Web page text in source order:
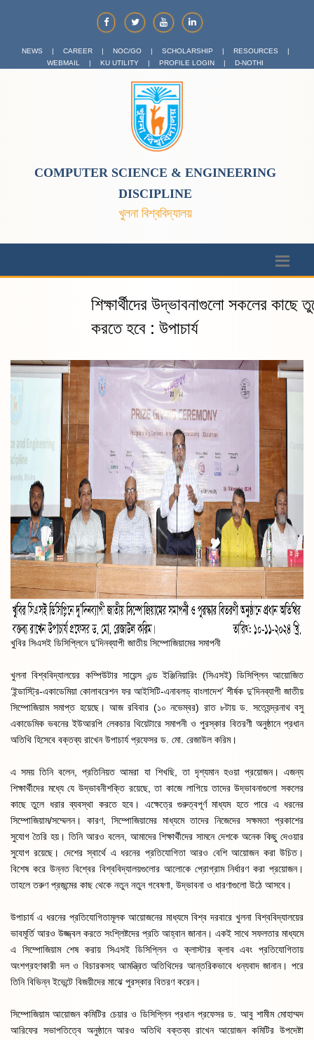
NEWS | CAREER | NOC/GO | SCHOLARSHIP | RESOURCES
|
WEBMAIL
| KU UTILITY | PROFILE LOGIN | D-NOTHI
COMPUTER SCIENCE & ENGINEERING
DISCIPLINE
খুলনা বিশ্ববিদ্যালয়
শিক্ষার্থীদের উদ্ভাবনাগুলো সকলের কাছে
করতে হবে : উপাচার্য
খুবির সিএসই ডিসিপ্লিনে দু’দিনব্যাপী জাতীয় সিম্পোজিয়ামের সমাপনী
খুলনা বিশ্ববিদ্যালয়ের কম্পিউটার সায়েন্স এন্ড ইঞ্জিনিয়ারিং (সিএসই) ডিসিপ্লিন আয়োজিত
‘ইন্ডাস্ট্রি-একাডেমিয়া কোলাবরেশন ফর আইসিটি-এনাবলড্ বাংলাদেশ’ শীর্ষক দু’দিনব্যাপী জাতীয়
সিম্পোজিয়াম সমাপ্ত হয়েছে। আজ রবিবার (১০ নভেম্বর) রাত ৮টায় ড. সত্যেন্দ্রনাথ বসু
একাডেমিক ভবনের ইউআরপি লেকচার থিয়েটারে সমাপনী ও পুরস্কার বিতরণী অনুষ্ঠানে প্রধান
অতিথি হিসেবে বক্তব্য রাখেন উপাচার্য প্রফেসর ড. মো. রেজাউল করিম।
এ সময় তিনি বলেন, প্রতিনিয়ত আমরা যা শিখছি, তা দৃশ্যমান হওয়া প্রয়োজন। এজন্য
শিক্ষার্থীদের মধ্যে যে উদ্ভাবনীশক্তি রয়েছে, তা কাজে লাগিয়ে তাদের উদ্ভাবনাগুলো সকলের
কাছে তুলে ধরার ব্যবস্থা করতে হবে। এক্ষেত্রে গুরুত্বপূর্ণ মাধ্যম হতে পারে এ ধরনের
সিম্পোজিয়াম/সম্মেলন। কারণ, সিম্পোজিয়ামের মাধ্যমে তাদের নিজেদের সক্ষমতা প্রকাশের
সুযোগ তৈরি হয়। তিনি আরও বলেন, আমাদের শিক্ষার্থীদের সামনে দেশকে অনেক কিছু দেওয়ার
সুযোগ রয়েছে। দেশের স্বার্থে এ ধরনের প্রতিযোগিতা আরও বেশি আয়োজন করা উচিত।
বিশেষ করে উন্নত বিশ্বের বিশ্ববিদ্যালয়গুলোর আলোকে প্রোগ্রাম নির্ধারণ করা প্রয়োজন।
তাহলে তরুণ প্রজন্মের কাছ থেকে নতুন নতুন গবেষণা, উদ্ভাবনা ও ধারণাগুলো উঠে আসবে।
উপাচার্য এ ধরনের প্রতিযোগিতামূলক আয়োজনের মাধ্যমে বিশ্ব দরবারে খুলনা বিশ্ববিদ্যালয়ের
ভাবমূর্তি আরও উজ্জ্বল করতে সংশ্লিষ্টদের প্রতি আহ্বান জানান। একই সাথে সফলতার মাধ্যমে
এ সিম্পোজিয়াম শেষ করায় সিএসই ডিসিপ্লিন ও ক্লাস্টার ক্লাব এবং প্রতিযোগিতায়
অংশগ্রহণকারী দল ও বিচারকসহ আমন্ত্রিত অতিথিদের আন্তরিকভাবে ধন্যবাদ জানান। পরে
তিনি বিভিন্ন ইভেন্টে বিজয়ীদের মাঝে পুরস্কার বিতরণ করেন।
সিম্পোজিয়াম আয়োজন কমিটির চেয়ার ও ডিসিপ্লিন প্রধান প্রফেসর ড. আবু শামীম মোহাম্মদ
আরিফের সভাপতিত্বে অনুষ্ঠানে আরও অতিথি বক্তব্য রাখেন আয়োজন কমিটির উপদেষ্টা